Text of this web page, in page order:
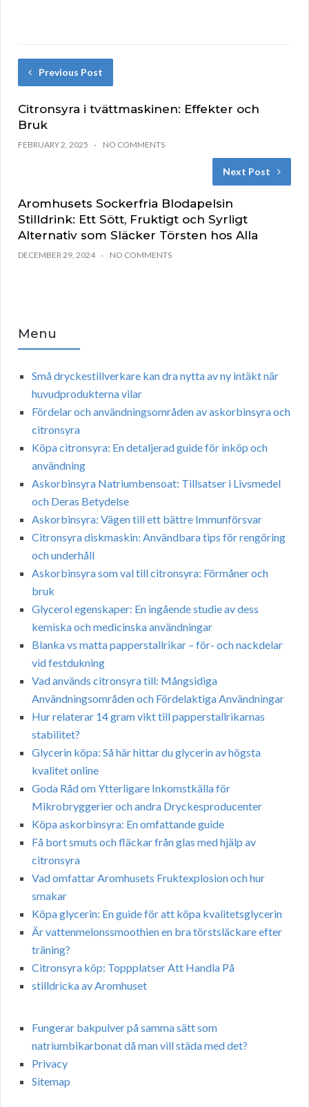
Previous Post
Citronsyra i tvättmaskinen: Effekter och
Bruk
FEBRUARY 2, 2025 NO COMMENTS
Next Post
Aromhusets Sockerfria Blodapelsin
Stilldrink: Ett Sött, Fruktigt och Syrligt
Alternativ som Släcker Törsten hos Alla
DECEMBER 29, 2024 NO COMMENTS
Menu
Små dryckestillverkare kan dra nytta av ny intäkt när
huvudprodukterna vilar
Fördelar och användningsområden av askorbinsyra och
citronsyra
Köpa citronsyra: En detaljerad guide för inköp och
användning
Askorbinsyra Natriumbensoat: Tillsatser i Livsmedel
och Deras Betydelse
Askorbinsyra: Vägen till ett bättre Immunförsvar
Citronsyra diskmaskin: Användbara tips för rengöring
och underhåll
Askorbinsyra som val till citronsyra: Förmåner och
bruk
Glycerol egenskaper: En ingående studie av dess
kemiska och medicinska användningar
Blanka vs matta papperstallrikar – för- och nackdelar
vid festdukning
Vad används citronsyra till: Mångsidiga
Användningsområden och Fördelaktiga Användningar
Hur relaterar 14 gram vikt till papperstallrikarnas
stabilitet?
Glycerin köpa: Så här hittar du glycerin av högsta
kvalitet online
Goda Råd om Ytterligare Inkomstkälla för
Mikrobryggerier och andra Dryckesproducenter
Köpa askorbinsyra: En omfattande guide
Få bort smuts och fläckar från glas med hjälp av
citronsyra
Vad omfattar Aromhusets Fruktexplosion och hur
smakar
Köpa glycerin: En guide för att köpa kvalitetsglycerin
Är vattenmelonssmoothien en bra törstsläckare efter
träning?
Citronsyra köp: Toppplatser Att Handla På
stilldricka av Aromhuset
Fungerar bakpulver på samma sätt som
natriumbikarbonat då man vill städa med det?
Privacy
Sitemap